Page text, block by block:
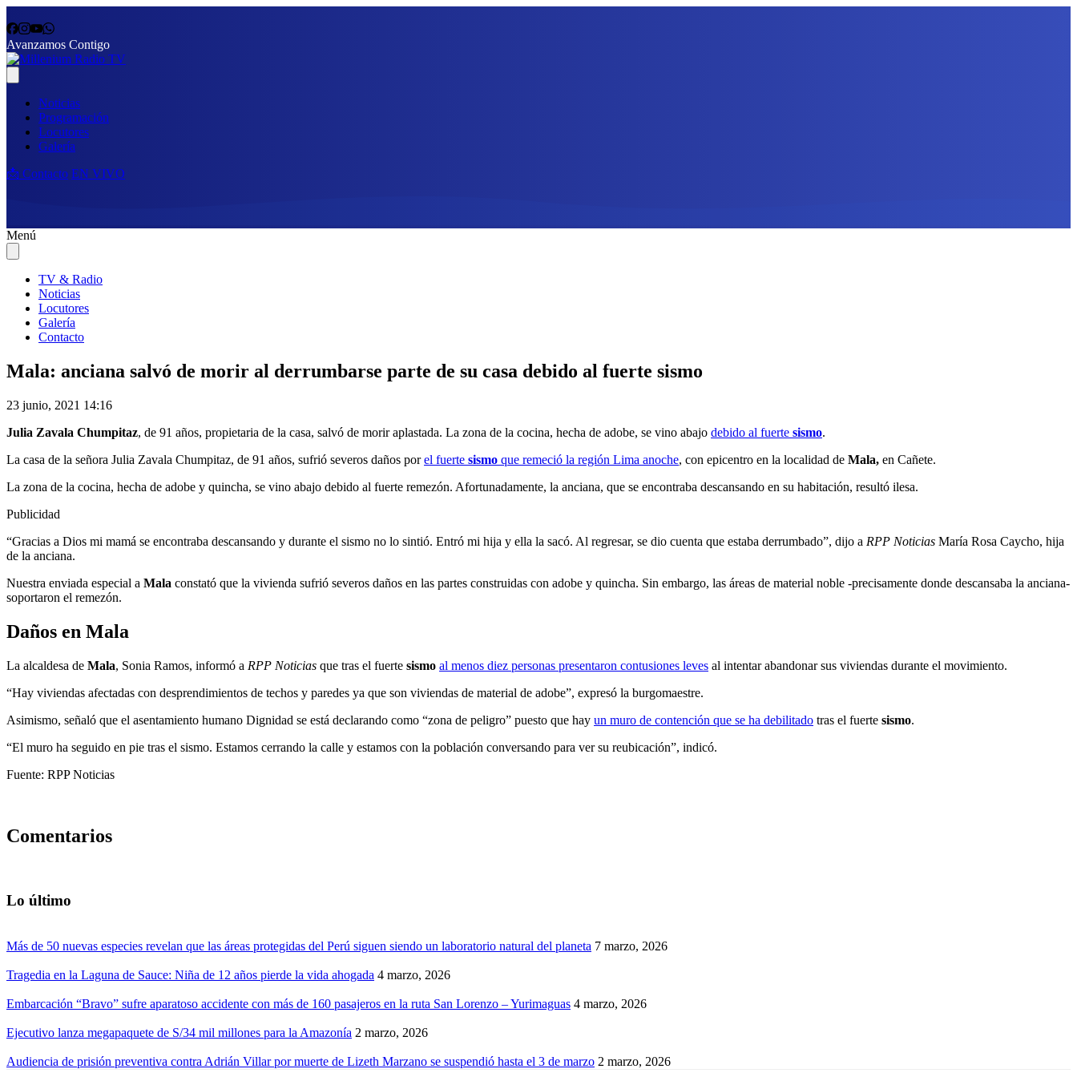
Avanzamos Contigo
Noticias
Programación
Locutores
Galería
📩 Contacto EN VIVO
Menú
TV & Radio
Noticias
Locutores
Galería
Contacto
Mala: anciana salvó de morir al derrumbarse parte de su casa debido al fuerte sismo
23 junio, 2021 14:16
Julia Zavala Chumpitaz, de 91 años, propietaria de la casa, salvó de morir aplastada. La zona de la cocina, hecha de adobe, se vino abajo debido al fuerte sismo.
La casa de la señora Julia Zavala Chumpitaz, de 91 años, sufrió severos daños porel fuerte sismo que remeció la región Lima anoche, con epicentro en la localidad de Mala, en Cañete.
La zona de la cocina, hecha de adobe y quincha, se vino abajo debido al fuerte remezón. Afortunadamente, la anciana, que se encontraba descansando en su habitación, resultó ilesa.
Publicidad
“Gracias a Dios mi mamá se encontraba descansando y durante el sismo no lo sintió. Entró mi hija y ella la sacó. Al regresar, se dio cuenta que estaba derrumbado”, dijo a RPP Noticias María Rosa Caycho, hija
de la anciana.
Nuestra enviada especial a Mala constató que la vivienda sufrió severos daños en las partes construidas con adobe y quincha. Sin embargo, las áreas de material noble -precisamente donde descansaba la anciana-
soportaron el remezón.
Daños en Mala
La alcaldesa de Mala, Sonia Ramos, informó a RPP Noticias que tras el fuerte sismo al menos diez personas presentaron contusiones leves al intentar abandonar sus viviendas durante el movimiento.
“Hay viviendas afectadas con desprendimientos de techos y paredes ya que son viviendas de material de adobe”, expresó la burgomaestre.
Asimismo, señaló que el asentamiento humano Dignidad se está declarando como “zona de peligro” puesto que hay un muro de contención que se ha debilitado tras el fuerte sismo.
“El muro ha seguido en pie tras el sismo. Estamos cerrando la calle y estamos con la población conversando para ver su reubicación”, indicó.
Fuente: RPP Noticias
Comentarios
Lo último
Más de 50 nuevas especies revelan que las áreas protegidas del Perú siguen siendo un laboratorio natural del planeta 7 marzo, 2026
Tragedia en la Laguna de Sauce: Niña de 12 años pierde la vida ahogada 4 marzo, 2026
Embarcación “Bravo” sufre aparatoso accidente con más de 160 pasajeros en la ruta San Lorenzo – Yurimaguas 4 marzo, 2026
Ejecutivo lanza megapaquete de S/34 mil millones para la Amazonía 2 marzo, 2026
Audiencia de prisión preventiva contra Adrián Villar por muerte de Lizeth Marzano se suspendió hasta el 3 de marzo 2 marzo, 2026